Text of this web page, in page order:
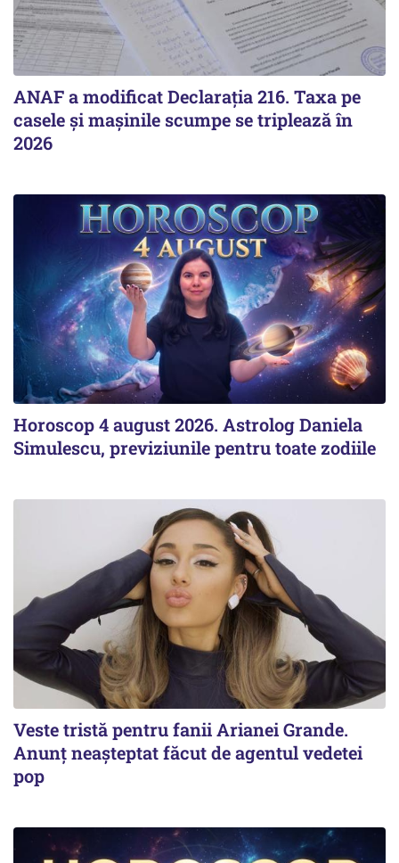
ANAF a modificat Declarația 216. Taxa pe
casele și mașinile scumpe se triplează în
2026
Horoscop 4 august 2026. Astrolog Daniela
Simulescu, previziunile pentru toate zodiile
Veste tristă pentru fanii Arianei Grande.
Anunț neașteptat făcut de agentul vedetei
pop